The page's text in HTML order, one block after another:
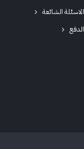
الاسئلة الشائعة
الدفع